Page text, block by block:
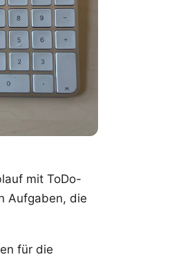
mit ToDo-
Aufgaben, die
für die